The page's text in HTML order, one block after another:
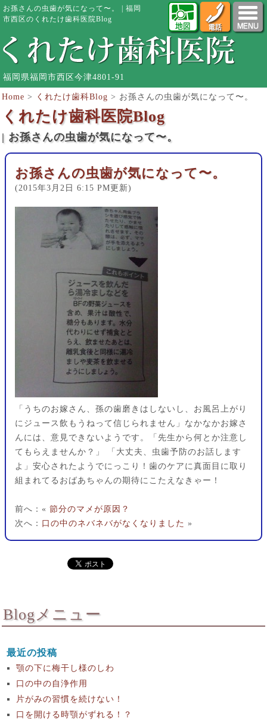
お孫さんの虫歯が気になって〜。 | 福岡
市西区のくれたけ歯科医院Blog
福岡県福岡市西区今津4801-91
Home > くれたけ歯科Blog > お孫さんの虫歯が気になって〜。
くれたけ歯科医院Blog
| お孫さんの虫歯が気になって〜。
お孫さんの虫歯が気になって〜。
(2015年3月2日 6:15 PM更新)
「うちのお嫁さん、孫の歯磨きはしないし、お風呂上がり
にジュース飲もうねって信じられません」なかなかお嫁さ
んには、意見できないようです。「先生から何とか注意し
てもらえませんか？」 「大丈夫、虫歯予防のお話します
よ」安心されたようでにっこり！歯のケアに真面目に取り
組まれてるおばあちゃんの期待にこたえなきゃー！
前へ：« 節分のマメが原因？
次へ： 口の中のネバネバがなくなりました »
Blogメニュー
最近の投稿
顎の下に梅干し様のしわ
口の中の自浄作用
片がみの習慣を続けない！
口を開ける時顎がずれる！？